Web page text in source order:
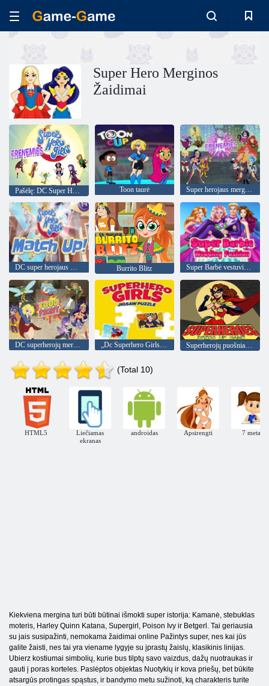
Super Hero Merginos
Žaidimai
Pašėlę: DC Super Hero Girls Toon taurė Super herojaus merginų frenemies
DC super herojaus mergaičių rungtynės! Burrito Blitz Super Barbė vestuvių mados
DC superherojų merginų maisto kova „Dc Superhero Girls“ dėlionė Superherojų puošniai apsirengti
(Total 10)
HTML5
Liečiamas
ekranas
androidas Apsirengti 7 metai
Kiekviena mergina turi būti būtinai išmokti super istorija: Kamanė, stebuklas
moteris, Harley Quinn Katana, Supergirl, Poison Ivy ir Betgerl. Tai geriausia
su jais susipažinti, nemokama žaidimai online Pažintys super, nes kai jūs
galite žaisti, nes tai yra viename lygyje su įprastų žaislų, klasikinis linijas.
Ubierz kostiumai simbolių, kurie bus tilptų savo vaizdus, dažų nuotraukas ir
gauti į poras korteles. Paslėptos objektas Nuotykių ir kova priešų, bet būkite
atsargūs protingas spąstus, ir bandymo metu sužinoti, ką charakteris turite